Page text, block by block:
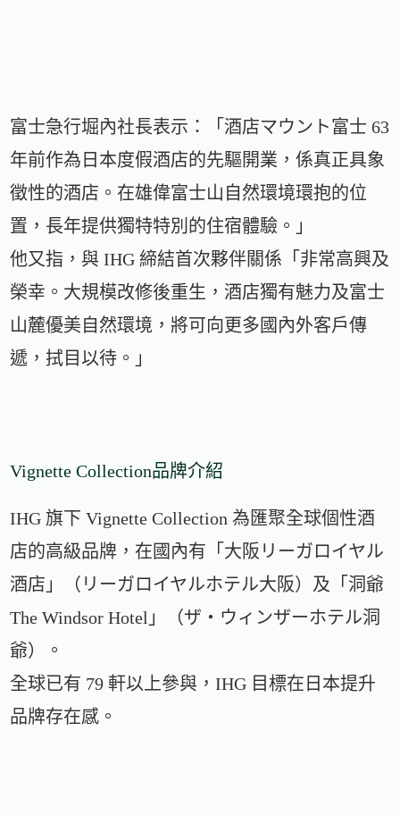
富士急行堀內社長表示：「酒店マウント富士 63
年前作為日本度假酒店的先驅開業，係真正具象
徵性的酒店。在雄偉富士山自然環境環抱的位
置，長年提供獨特特別的住宿體驗。」
他又指，與 IHG 締結首次夥伴關係「非常高興及
榮幸。大規模改修後重生，酒店獨有魅力及富士
山麓優美自然環境，將可向更多國內外客戶傳
遞，拭目以待。」
Vignette Collection品牌介紹
IHG 旗下 Vignette Collection 為匯聚全球個性酒
店的高級品牌，在國內有「大阪リーガロイヤル
酒店」（リーガロイヤルホテル大阪）及「洞爺
The Windsor Hotel」（ザ・ウィンザーホテル洞
爺）。
全球已有 79 軒以上參與，IHG 目標在日本提升
品牌存在感。